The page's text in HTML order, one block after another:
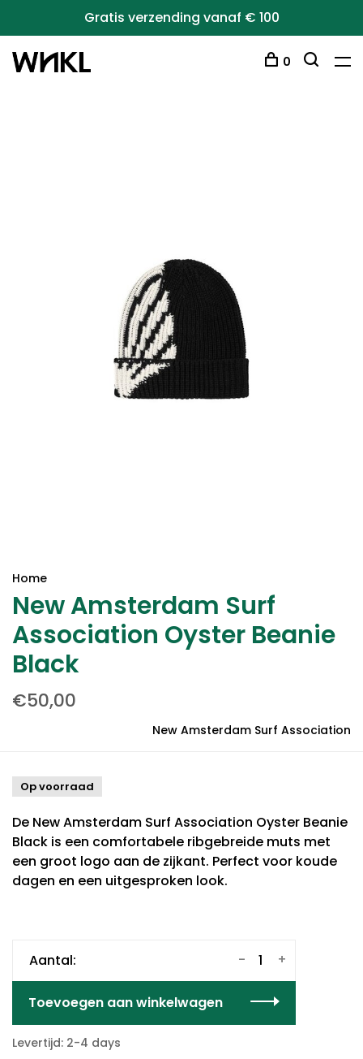
Gratis verzending vanaf € 100
0
Home
New Amsterdam Surf
Association Oyster Beanie
Black
€50,00
New Amsterdam Surf Association
Op voorraad
De New Amsterdam Surf Association Oyster Beanie
Black is een comfortabele ribgebreide muts met
een groot logo aan de zijkant. Perfect voor koude
dagen en een uitgesproken look.
Aantal: +
-
Toevoegen aan winkelwagen
Levertijd: 2-4 days